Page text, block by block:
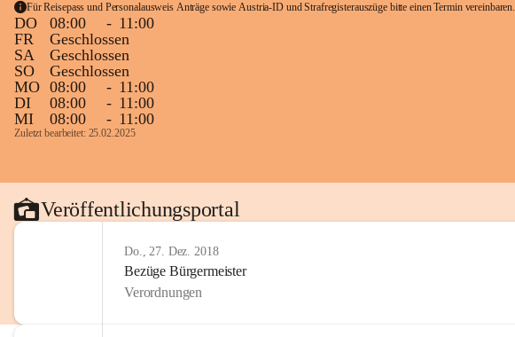
Für Reisepass und Personalausweis Anträge sowie Austria-ID und Strafregisterauszüge bitte einen Termin vereinbaren.
DO 08:00 - 11:00
FR
Geschlossen
SA
Geschlossen
SO
Geschlossen
MO 08:00 - 11:00
DI
08:00 - 11:00
MI
08:00 - 11:00
Zuletzt bearbeitet: 25.02.2025
Veröffentlichungsportal
Do., 27. Dez. 2018
Bezüge Bürgermeister
Verordnungen